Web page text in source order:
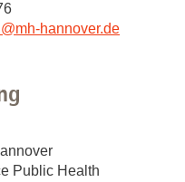
@mh-hannover.de
Public Health